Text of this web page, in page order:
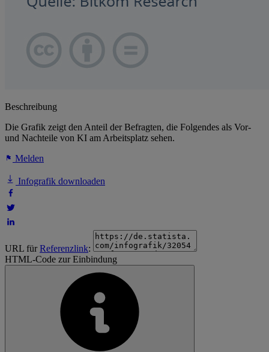
Beschreibung
Die Grafik zeigt den Anteil der Befragten, die Folgendes als Vor-
und Nachteile von KI am Arbeitsplatz sehen.
Melden
Infografik downloaden
URL fürReferenzlink:
HTML-Code zur Einbindung